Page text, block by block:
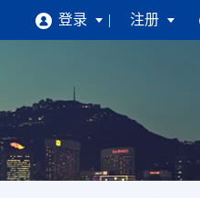
登录 注册
求职找工作
注册简历 找工作 |
企业招人才